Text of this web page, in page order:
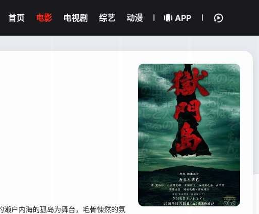
首页 电影 电视剧 综艺 动漫 APP
户内海的孤岛为舞台，毛骨悚然的氛